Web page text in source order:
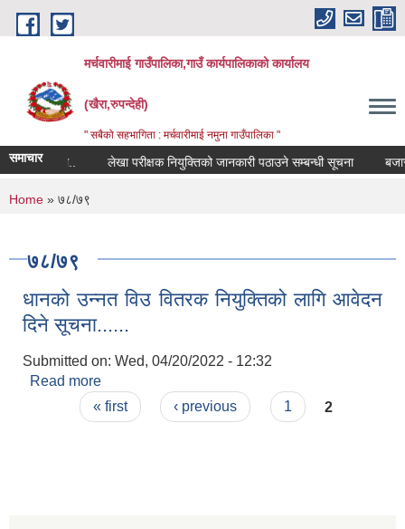
Skip to main content
मर्चवारीमाई गाउँपालिका,गाउँ कार्यपालिकाको कार्यालय
(खैरा,रुपन्देही)
" सबैको सहभागिता : मर्चवारीमाई नमुना गाउँपालिका "
समाचार
सूचना.. लेखा परीक्षक नियुक्तिको जानकारी पठाउने सम्बन्धी सूचना बजार
You are here
Home » ७८/७९
७८/७९
धानको उन्नत विउ वितरक नियुक्तिको लागि आवेदन
दिने सूचना......
Submitted on: Wed, 04/20/2022 - 12:32
Read more
दिने सूचना......
Pages« first ‹ previous 1 2